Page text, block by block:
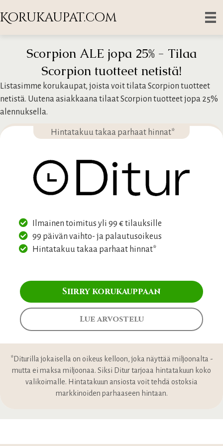
Korukaupat.com
Scorpion ALE jopa 25% - Tilaa
Scorpion tuotteet netistä!
Listasimme korukaupat, joista voit tilata Scorpion tuotteet
netistä. Uutena asiakkaana tilaat Scorpion tuotteet jopa 25%
alennuksella.
Hintatakuu takaa parhaat hinnat*
Ilmainen toimitus yli 99 € tilauksille
99 päivän vaihto- ja palautusoikeus
Hintatakuu takaa parhaat hinnat*
Siirry korukauppaan
Lue arvostelu
*Diturilla jokaisella on oikeus kelloon, joka näyttää miljoonalta -
mutta ei maksa miljoonaa. Siksi Ditur tarjoaa hintatakuun koko
valikoimalle. Hintatakuun ansiosta voit tehdä ostoksia
markkinoiden parhaaseen hintaan.